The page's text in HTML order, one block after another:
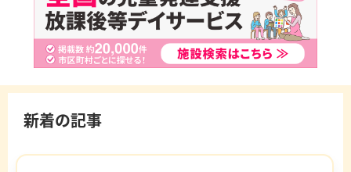
新着の記事